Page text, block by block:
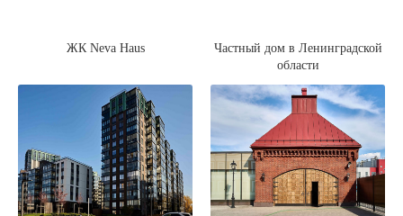
ЖК Neva Haus
Частный дом в Ленинградской
области